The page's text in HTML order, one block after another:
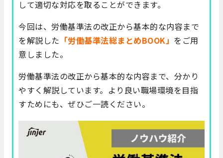
して適切な対応を取ることができます。
今回は、労働基準法の改正から基本的な内容まで
を解説した 「労働基準法総まとめBOOK」 をご用
意しました。
労働基準法の改正から基本的な内容まで、分かり
やすく解説しています。より良い職場環境を目指
すためにも、ぜひご一読ください。